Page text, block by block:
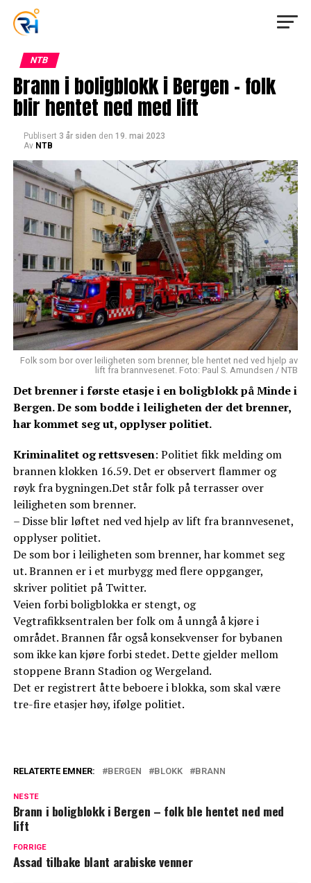
NTB
Brann i boligblokk i Bergen – folk
blir hentet ned med lift
Publisert 3 år siden den 19. mai 2023
Av NTB
Folk som bor over leiligheten som brenner, ble hentet ned ved hjelp av
lift fra brannvesenet. Foto: Paul S. Amundsen / NTB
Det brenner i første etasje i en boligblokk på Minde i
Bergen. De som bodde i leiligheten der det brenner,
har kommet seg ut, opplyser politiet.
Kriminalitet og rettsvesen: Politiet fikk melding om
brannen klokken 16.59. Det er observert flammer og
røyk fra bygningen.Det står folk på terrasser over
leiligheten som brenner.
– Disse blir løftet ned ved hjelp av lift fra brannvesenet,
opplyser politiet.
De som bor i leiligheten som brenner, har kommet seg
ut. Brannen er i et murbygg med flere oppganger,
skriver politiet på Twitter.
Veien forbi boligblokka er stengt, og
Vegtrafikksentralen ber folk om å unngå å kjøre i
området. Brannen får også konsekvenser for bybanen
som ikke kan kjøre forbi stedet. Dette gjelder mellom
stoppene Brann Stadion og Wergeland.
Det er registrert åtte beboere i blokka, som skal være
tre-fire etasjer høy, ifølge politiet.
RELATERTE EMNER: BERGEN BLOKK BRANN
NESTE
Brann i boligblokk i Bergen – folk ble hentet ned med
lift
FORRIGE
Assad tilbake blant arabiske venner